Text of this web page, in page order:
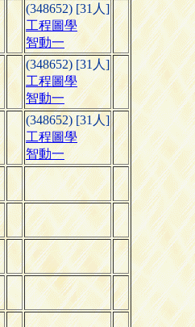
(348652) [31人]
工程圖學
智動一
(348652) [31人]
工程圖學
智動一
(348652) [31人]
工程圖學
智動一